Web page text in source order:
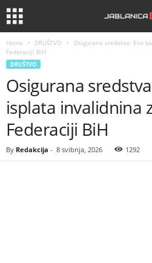
Home DRUŠTVO
Osigurana sredstva: Evo
Federaciji BiH
DRUŠTVO
Osigurana
isplata invalidnina
Federaciji BiH
By Redakcija - 8 svibnja, 2026 1292